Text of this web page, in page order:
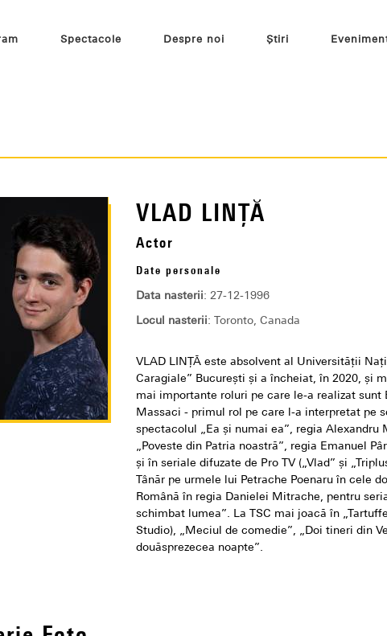
Spectacole Despre noi Știri
VLAD LINȚĂ
Actor
Date personale
Data nasterii: 27-12-1996
Locul nasterii: Toronto, Canada
VLAD LINȚĂ este absolvent al Universităţii
Caragiale” București şi a încheiat, în 2020, şi
mai importante roluri pe care le-a realizat
Massaci - primul rol pe care l-a interpretat pe
spectacolul „Ea şi numai ea”, regia Alexandru
„Poveste din Patria noastră”, regia Emanuel
şi în seriale difuzate de Pro TV („Vlad” şi
Tânăr pe urmele lui Petrache Poenaru în cele
Română în regia Danielei Mitrache, pentru
schimbat lumea”. La TSC mai joacă în
Studio), „Meciul de comedie”, „Doi tineri din
douăsprezecea noapte”.